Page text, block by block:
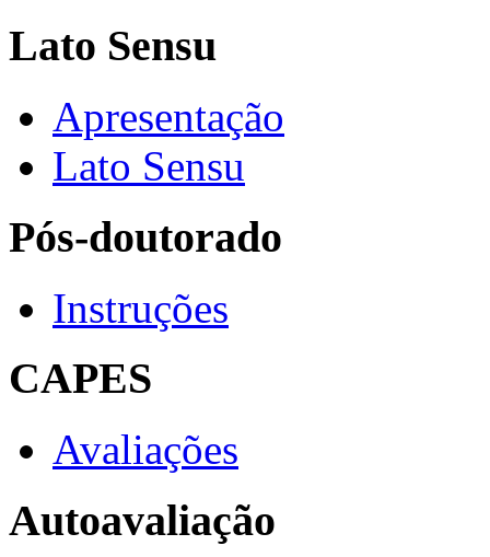
Lato Sensu
Apresentação
Lato Sensu
Pós-doutorado
Instruções
CAPES
Avaliações
Autoavaliação